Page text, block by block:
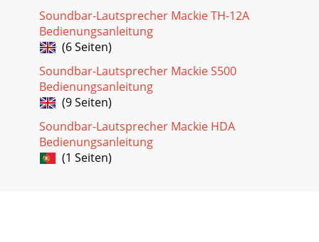
Soundbar-Lautsprecher Mackie TH-12A
Bedienungsanleitung
(6 Seiten)
Soundbar-Lautsprecher Mackie S500
Bedienungsanleitung
(9 Seiten)
Soundbar-Lautsprecher Mackie HDA
Bedienungsanleitung
(1 Seiten)